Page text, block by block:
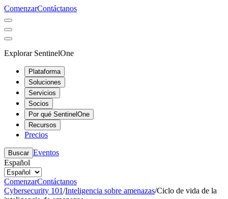
ComenzarContáctanos
Explorar SentinelOne
Plataforma
Soluciones
Servicios
Socios
Por qué SentinelOne
Recursos
Precios
Buscar Eventos
Español
ComenzarContáctanos
Cybersecurity 101/Inteligencia sobre amenazas/Ciclo de vida de la